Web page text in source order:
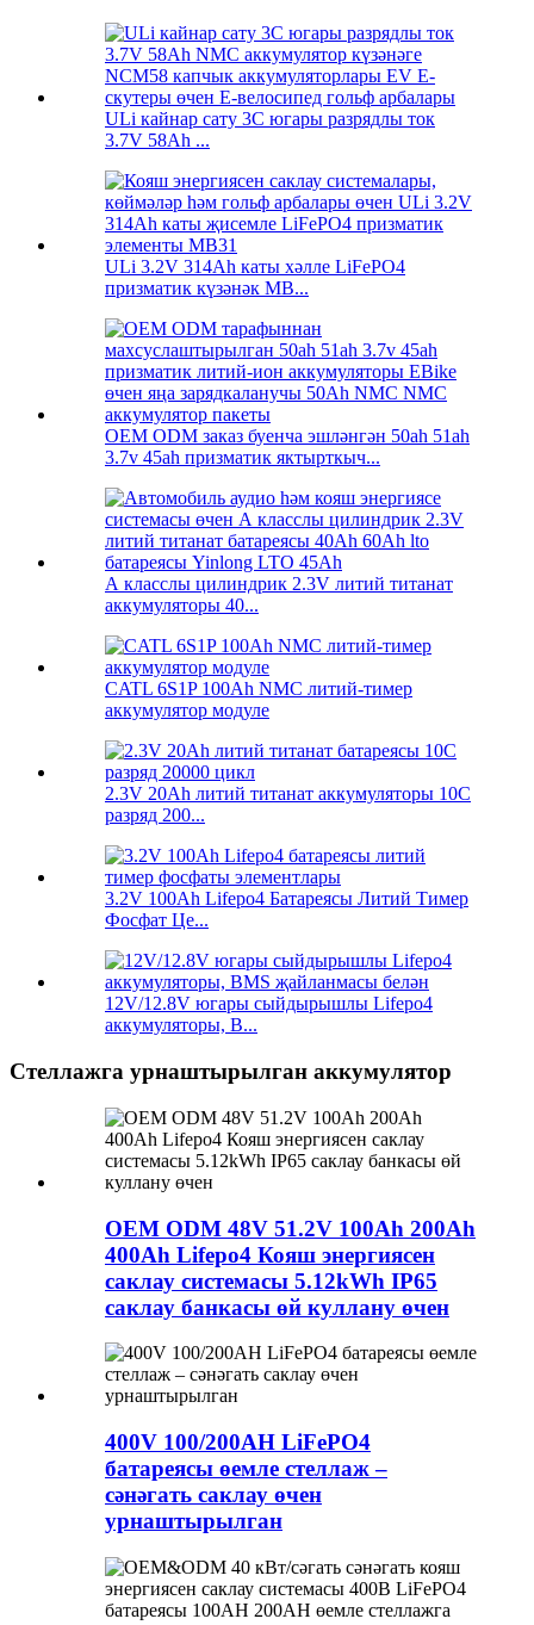
ULi кайнар сату 3C югары разрядлы ток
3.7V 58Ah ...
ULi 3.2V 314Ah каты хәлле LiFePO4
призматик күзәнәк MB...
OEM ODM заказ буенча эшләнгән 50ah 51ah
3.7v 45ah призматик яктырткыч...
А класслы цилиндрик 2.3V литий титанат
аккумуляторы 40...
CATL 6S1P 100Ah NMC литий-тимер
аккумулятор модуле
2.3V 20Ah литий титанат аккумуляторы 10C
разряд 200...
3.2V 100Ah Lifepo4 Батареясы Литий Тимер
Фосфат Це...
12V/12.8V югары сыйдырышлы Lifepo4
аккумуляторы, B...
Стеллажга урнаштырылган аккумулятор
OEM ODM 48V 51.2V 100Ah 200Ah
400Ah Lifepo4 Кояш энергиясен
саклау системасы 5.12kWh IP65
саклау банкасы өй куллану өчен
400V 100/200AH LiFePO4
батареясы өемле стеллаж –
сәнәгать саклау өчен
урнаштырылган